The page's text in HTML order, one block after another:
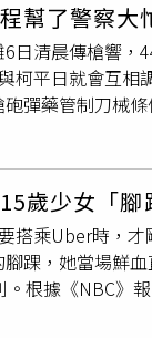
男送醫後傷重
待進一步釐清。
幫了警察大
日清晨傳槍響
柯平日就會互
彈藥管制刀械
時42分，永康
，9時20分在
案供稱，與柯
取槍，隨後持
一旁柯男妻小
歲少女「腳
搭乘Uber時，
踝，她當場鮮
根據《NBC》
）所駕駛的